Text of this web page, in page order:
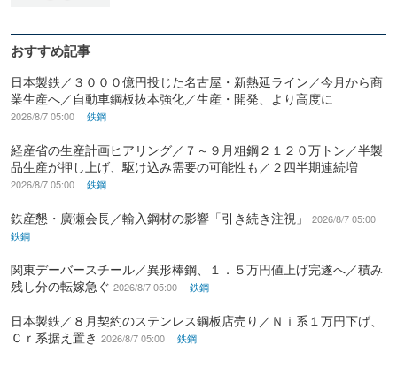
おすすめ記事
日本製鉄／３０００億円投じた名古屋・新熱延ライン／今月から商
業生産へ／自動車鋼板抜本強化／生産・開発、より高度に
2026/8/7 05:00 鉄鋼
経産省の生産計画ヒアリング／７～９月粗鋼２１２０万トン／半製
品生産が押し上げ、駆け込み需要の可能性も／２四半期連続増
2026/8/7 05:00 鉄鋼
鉄産懇・廣瀬会長／輸入鋼材の影響「引き続き注視」
2026/8/7 05:00
鉄鋼
関東デーバースチール／異形棒鋼、１．５万円値上げ完遂へ／積み
残し分の転嫁急ぐ 2026/8/7 05:00 鉄鋼
日本製鉄／８月契約のステンレス鋼板店売り／Ｎｉ系１万円下げ、
Ｃｒ系据え置き 2026/8/7 05:00 鉄鋼